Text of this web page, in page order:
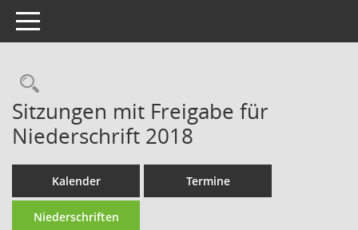
Toggle navigation
Rechercheauswahl
Sitzungen mit Freigabe für
Niederschrift 2018
Kalender Termine
Niederschriften